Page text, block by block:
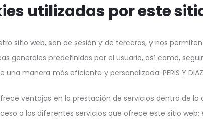
utilizadas por este
sitio web, son de sesión y de terceros, y nos
generales predefinidas por el usuario, así como,
una manera más eficiente y personalizada. PERIS Y
ventajas en la prestación de servicios dentro de
a los diferentes servicios que ofrece este sitio